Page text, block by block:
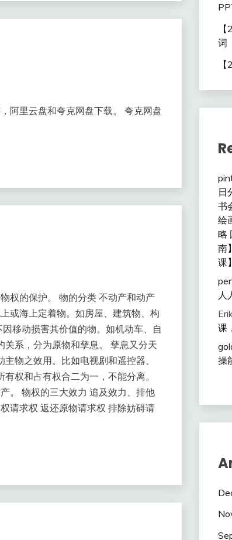
阿里云盘和夸克网盘下载。 夸克网盘
权的保护。 物的分类 不动产和动产
或海上定着物。如房屋、建筑物、构
移动损害其价值的物。如机动车、自
系，分为原物和孳息。 孳息又分天
物之效用。比如电视剧和遥控器、
权和占有权合二为一，不能分离。
。 物权的三大效力 追及效力、排他
请求权 返还原物请求权 排除妨碍请
词
日
书
绘
略
南
课】
人
课
操